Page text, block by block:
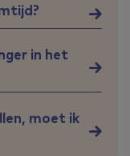
in het
moet ik